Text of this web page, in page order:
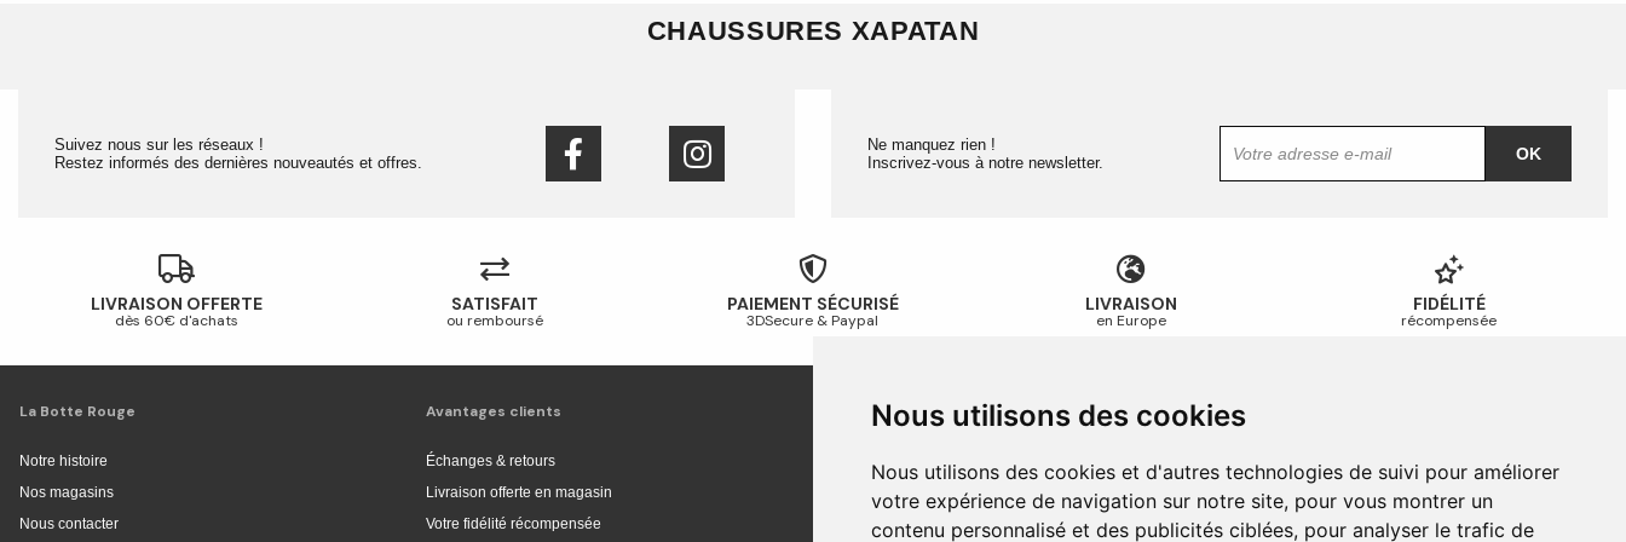
Nous utilisons des cookies
Nous utilisons des cookies et d'autres technologies de suivi pour améliorer
votre expérience de navigation sur notre site, pour vous montrer un
contenu personnalisé et des publicités ciblées, pour analyser le trafic de
CHAUSSURES XAPATAN
Suivez nous sur les réseaux !
Restez informés des dernières nouveautés et offres.
Ne manquez rien !
Inscrivez-vous à notre newsletter.
OK
LIVRAISON OFFERTE
dès 60€ d'achats
SATISFAIT
ou remboursé
PAIEMENT SÉCURISÉ
3DSecure & Paypal
LIVRAISON
en Europe
FIDÉLITÉ
récompensée
La Botte Rouge
Notre histoire
Nos magasins
Nous contacter
Avantages clients
Échanges & retours
Livraison offerte en magasin
Votre fidélité récompensée
Livraison et achat
Livraison
Livraison en Europe
Suivi de commande
Guides et conseils
Guide des tailles
Guide d’entretien
Foire aux questions